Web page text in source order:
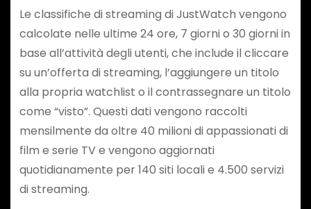
Le classifiche di streaming di JustWatch vengono
calcolate nelle ultime 24 ore, 7 giorni o 30 giorni in
base all’attività degli utenti, che include il cliccare
su un’offerta di streaming, l’aggiungere un titolo
alla propria watchlist o il contrassegnare un titolo
come “visto”. Questi dati vengono raccolti
mensilmente da oltre 40 milioni di appassionati di
film e serie TV e vengono aggiornati
quotidianamente per 140 siti locali e 4.500 servizi
di streaming.